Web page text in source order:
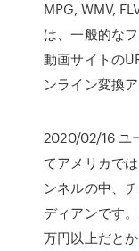
MPG, WMV,
は、一般的な
動画サイトの
ンライン変換
2020/02/16 ユ
てアメリカで
ンネルの中、
ディアンです
万円以上だと